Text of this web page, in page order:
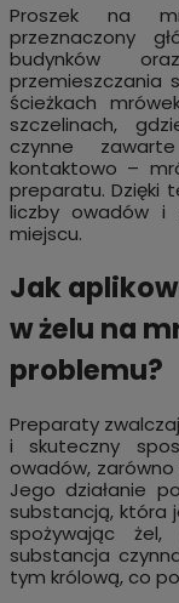
Proszek na
przeznaczony
budynków
przemieszczania
ścieżkach
szczelinach,
czynne
kontaktowo –
preparatu. Dzięki
liczby owadów i
miejscu.
Jak
w żelu na
problemu?
Preparaty
i skuteczny
owadów,
Jego działanie
substancją, która
spożywając
substancja
tym królową, co